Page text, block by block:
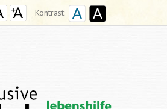
Kontrast: